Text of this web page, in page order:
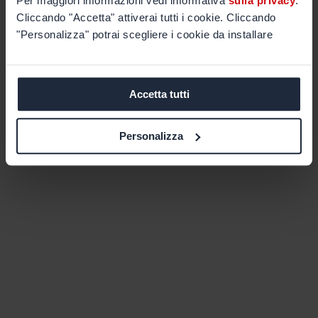
Cliccando "Accetta" attiverai tutti i cookie. Cliccando
"Personalizza" potrai scegliere i cookie da installare
Accetta tutti
Personalizza